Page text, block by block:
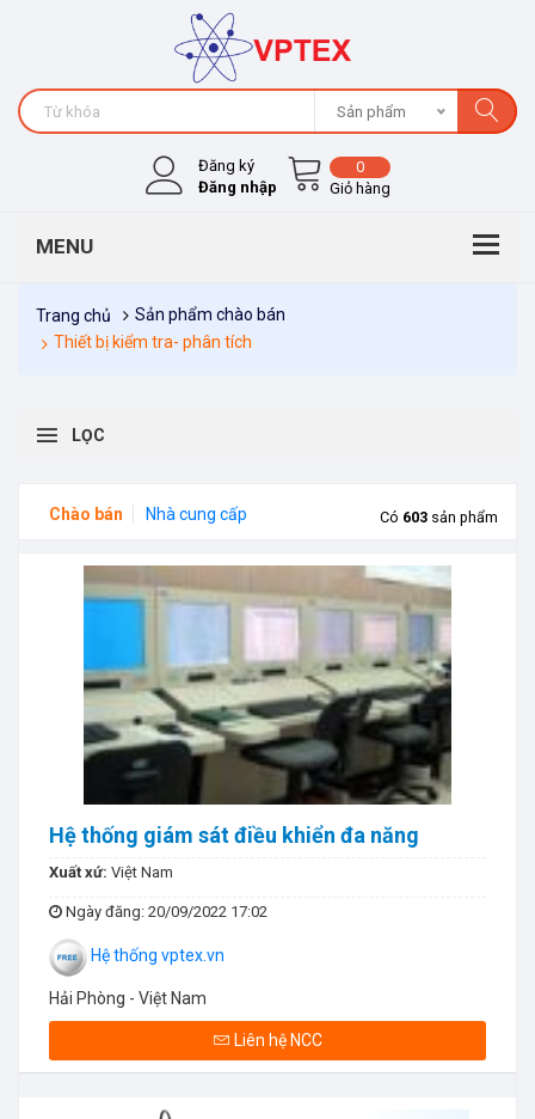
Sản phẩm
Đăng ký
Đăng nhập
0
Giỏ hàng
Trang chủ
Sản phẩm chào bán
Thiết bị kiểm tra- phân tích
LỌC
Chào bán Nhà cung cấp Có 603 sản phẩm
Hệ thống giám sát điều khiển đa năng
Xuất xứ: Việt Nam
Ngày đăng: 20/09/2022 17:02
Hệ thống vptex.vn
Hải Phòng - Việt Nam
Liên hệ NCC